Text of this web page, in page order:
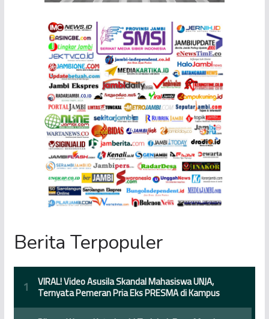
Berita Terpopuler